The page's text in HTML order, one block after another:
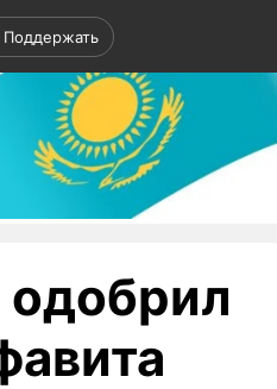
Поддержать
одобрил